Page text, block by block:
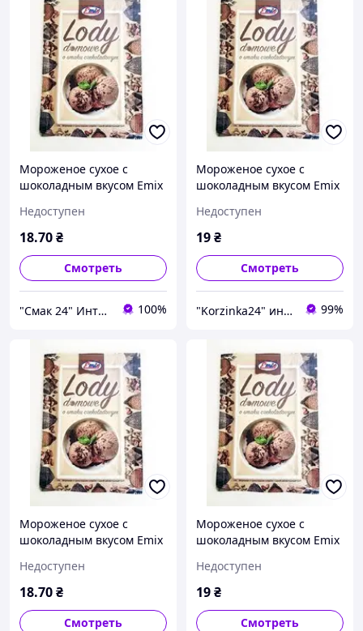
Мороженое сухое с
шоколадным вкусом Emix
Недоступен
18.70₴
Смотреть
"Смак 24" Интернет-магазин 100%
Мороженое сухое с
шоколадным вкусом Emix
Недоступен
19₴
Смотреть
"Korzinka24" интернет магазин 99%
Мороженое сухое с
шоколадным вкусом Emix
Недоступен
18.70₴
Смотреть
Мороженое сухое с
шоколадным вкусом Emix
Недоступен
19₴
Смотреть